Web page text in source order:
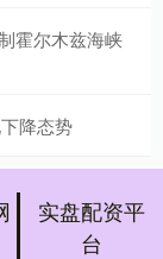
霍尔木兹海峡
降态势
实盘配资平
台